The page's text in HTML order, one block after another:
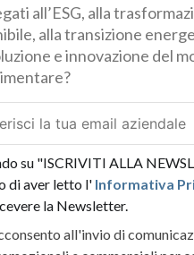
all’ESG, alla
alla transizione
e innovazione del
su "ISCRIVITI ALLA
di aver letto l' Informativa
la Newsletter.
all'invio di